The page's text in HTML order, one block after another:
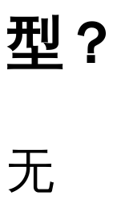
型？
无